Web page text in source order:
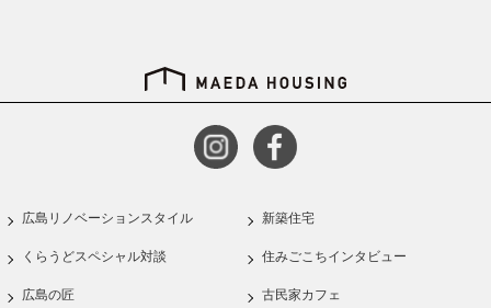
広島リノベーションスタイル 新築住宅
くらうどスペシャル対談 住みごこちインタビュー
広島の匠 古民家カフェ